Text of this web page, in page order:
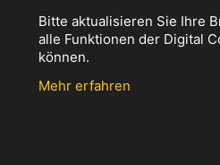
Bitte aktualisieren Sie Ihre
alle Funktionen der Digital
können.
Mehr erfahren